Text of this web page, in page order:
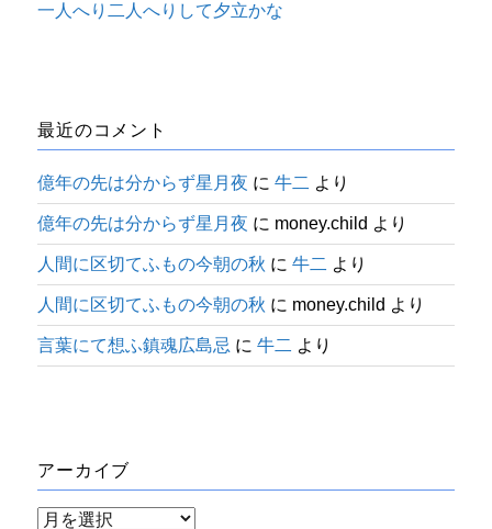
一人へり二人へりして夕立かな
最近のコメント
億年の先は分からず星月夜 に牛二 より
億年の先は分からず星月夜 に money.child より
人間に区切てふもの今朝の秋 に牛二 より
人間に区切てふもの今朝の秋 に money.child より
言葉にて想ふ鎮魂広島忌 に牛二 より
アーカイブ
ア